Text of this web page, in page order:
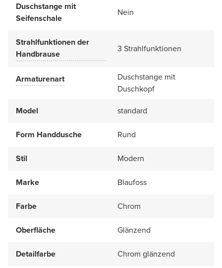
Duschstange mit
Seifenschale
Nein
Strahlfunktionen der
Handbrause
3 Strahlfunktionen
Armaturenart
Duschstange mit
Duschkopf
Model
standard
Form Handdusche Rund
Stil Modern
Marke Blaufoss
Farbe Chrom
Oberfläche Glänzend
Detailfarbe Chrom glänzend